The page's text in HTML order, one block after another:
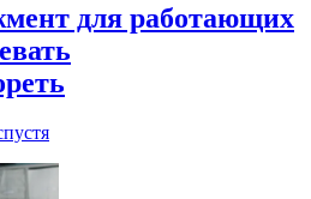
для работающих